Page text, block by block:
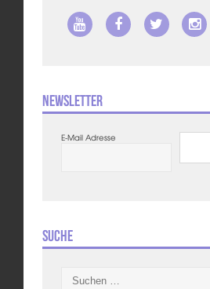
Newsletter
E-Mail Adresse
Suche
nach: